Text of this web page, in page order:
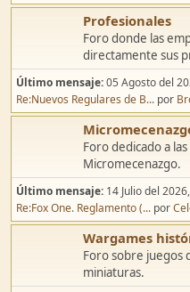
Profesionales
Foro donde las
directamente sus
Último mensaje:05 Agosto del
Re:Nuevos Regulares de B... por
Foro dedicado a
Micromecenazgo.
Último mensaje: 14 Julio del
Re:Fox One. Reglamento (... por
Wargames
Foro sobre juegos
miniaturas.